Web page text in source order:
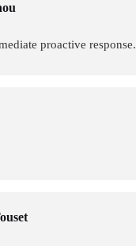
proactive response.